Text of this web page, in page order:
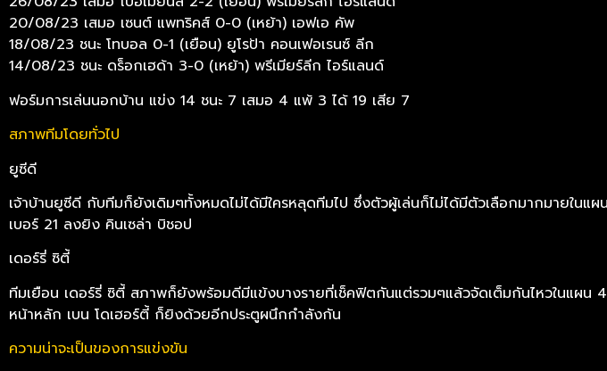
20/08/23 เสมอ เซนต์ แพทริคส์ 0-0 (เหย้า) เอฟเอ คัพ
18/08/23 ชนะ โทบอล 0-1 (เยือน) ยูโรป้า คอนเฟอเรนซ์ ลีก
14/08/23 ชนะ ดร็อกเฮด้า 3-0 (เหย้า) พรีเมียร์ลีก ไอร์แลนด์
ฟอร์มการเล่นนอกบ้าน แข่ง 14 ชนะ 7 เสมอ 4 แพ้ 3 ได้ 19 เสีย 7
สภาพทีมโดยทั่วไป
ยูซีดี
เจ้าบ้านยูซีดี กับทีมก็ยังเดิมๆทั้งหมดไม่ได้มีใครหลุดทีมไป ซึ่งตัวผู้เล่นก็ไม่ได้มีตัวเลือกมากมายในแ
เบอร์ 21 ลงยิง คินเซล่า บิชอป
เดอร์รี่ ซิตี้
ทีมเยือน เดอร์รี่ ซิตี้ สภาพก็ยังพร้อมดีมีแข้งบางรายที่เช็คฟิตกันแต่รวมๆแล้วจัดเต็มกันไหวในแผ
หน้าหลัก เบน โดเฮอร์ตี้ ก็ยิงด้วยอีกประตูผนึกกำลังกัน
ความน่าจะเป็นของการแข่งขัน